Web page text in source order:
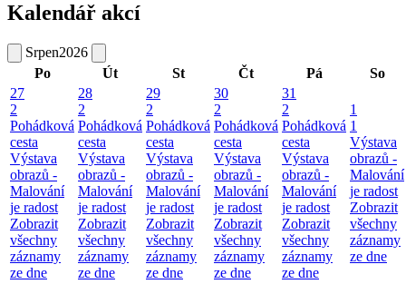
Kalendář akcí
Srpen2026
Po
Út St Čt Pá
So
27
2
Pohádková
cesta
Výstava
obrazů -
Malování
je radost
Zobrazit
všechny
záznamy
ze dne
28
2
Pohádková
cesta
Výstava
obrazů -
Malování
je radost
Zobrazit
všechny
záznamy
ze dne
29
2
Pohádková
cesta
Výstava
obrazů -
Malování
je radost
Zobrazit
všechny
záznamy
ze dne
30
2
Pohádková
cesta
Výstava
obrazů -
Malování
je radost
Zobrazit
všechny
záznamy
ze dne
31
2
Pohádková
cesta
Výstava
obrazů -
Malování
je radost
Zobrazit
všechny
záznamy
ze dne
1
1
Výstava
obrazů -
Malování
je radost
Zobrazit
všechny
záznamy
ze dne